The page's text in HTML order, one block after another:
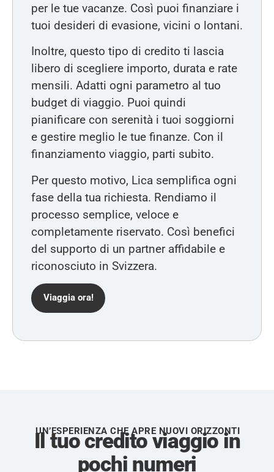
per le tue vacanze. Così puoi finanziare i
tuoi desideri di evasione, vicini o lontani.
Inoltre, questo tipo di credito ti lascia
libero di scegliere importo, durata e rate
mensili. Adatti ogni parametro al tuo
budget di viaggio. Puoi quindi
pianificare con serenità i tuoi soggiorni
e gestire meglio le tue finanze. Con il
finanziamento viaggio, parti subito.
Per questo motivo, Lica semplifica ogni
fase della tua richiesta. Rendiamo il
processo semplice, veloce e
completamente riservato. Così benefici
del supporto di un partner affidabile e
riconosciuto in Svizzera.
Viaggia ora!
UN’ESPERIENZA CHE APRE NUOVI ORIZZONTI
Il tuo credito viaggio in
pochi numeri